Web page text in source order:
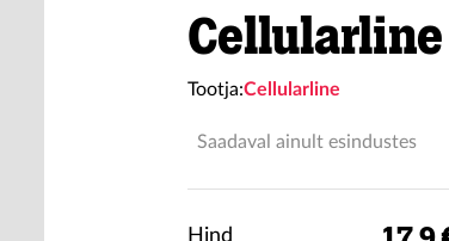
Cellularline
Tootja:Cellularline
Saadaval ainult esindustes
Hind